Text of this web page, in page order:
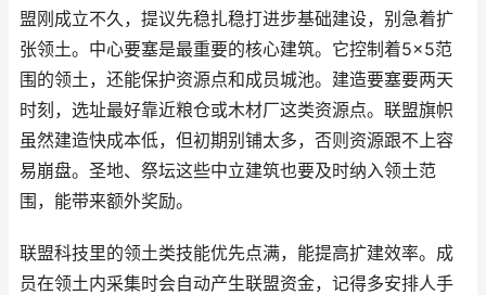
盟刚成立不久，提议先稳扎稳打进步基础建设，别急着扩
张领土。中心要塞是最重要的核心建筑。它控制着5×5范
围的领土，还能保护资源点和成员城池。建造要塞要两天
时刻，选址最好靠近粮仓或木材厂这类资源点。联盟旗帜
虽然建造快成本低，但初期别铺太多，否则资源跟不上容
易崩盘。圣地、祭坛这些中立建筑也要及时纳入领土范
围，能带来额外奖励。
联盟科技里的领土类技能优先点满，能提高扩建效率。成
员在领土内采集时会自动产生联盟资金，记得多安排人手